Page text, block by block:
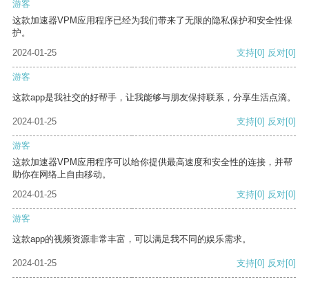
游客
这款加速器VPM应用程序已经为我们带来了无限的隐私保护和安全性保
护。
2024-01-25
支持[0] 反对[0]
游客
这款app是我社交的好帮手，让我能够与朋友保持联系，分享生活点滴。
2024-01-25 支持[0] 反对[0]
游客
这款加速器VPM应用程序可以给你提供最高速度和安全性的连接，并帮
助你在网络上自由移动。
2024-01-25
支持[0] 反对[0]
游客
这款app的视频资源非常丰富，可以满足我不同的娱乐需求。
2024-01-25 支持[0] 反对[0]